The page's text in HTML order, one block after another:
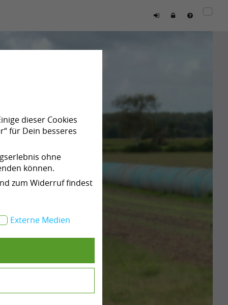
dieser Cookies
für Dein besseres
ohne
können.
zum Widerruf findest
Externe Medien